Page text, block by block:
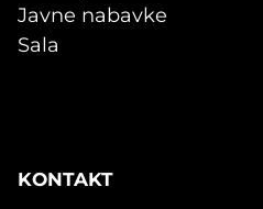
Javne nabavke
Sala
KONTAKT